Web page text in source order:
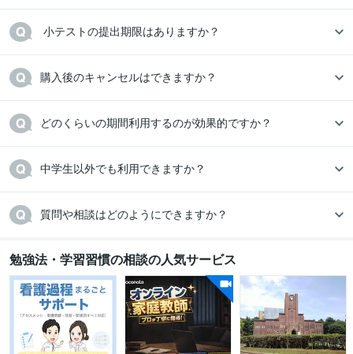
小テストの提出期限はありますか？
購入後のキャンセルはできますか？
どのくらいの期間利用するのが効果的ですか？
中学生以外でも利用できますか？
質問や相談はどのようにできますか？
勉強法・学習習慣の相談の人気サービス